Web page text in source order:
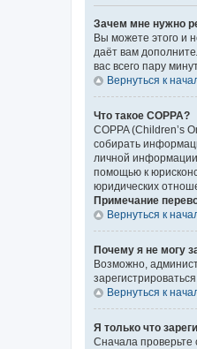
Зачем мне нужно
Вы можете этого и
даёт вам
вас всего пару
Вернуться к
Что такое COPPA?
COPPA (Children’s
собирать
личной
помощью к
юридических
Примечание
Вернуться к
Почему я не могу
Возможно,
Вернуться к
Я только что
Сначала проверьте